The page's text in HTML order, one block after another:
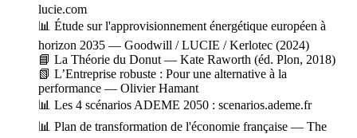
lucie.com
📊 Étude sur l'approvisionnement énergétique européen à
horizon 2035 — Goodwill / LUCIE / Kerlotec (2024)
📘 La Théorie du Donut — Kate Raworth (éd. Plon, 2018)
📗 L’Entreprise robuste : Pour une alternative à la
performance — Olivier Hamant
📊 Les 4 scénarios ADEME 2050 : scenarios.ademe.fr
📊 Plan de transformation de l'économie française — The